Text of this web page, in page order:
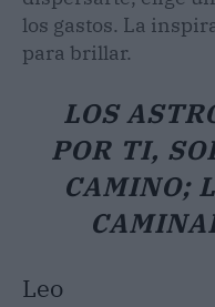
los gastos. La
para brillar.
LOS
POR TI,
CAMINO;
Leo